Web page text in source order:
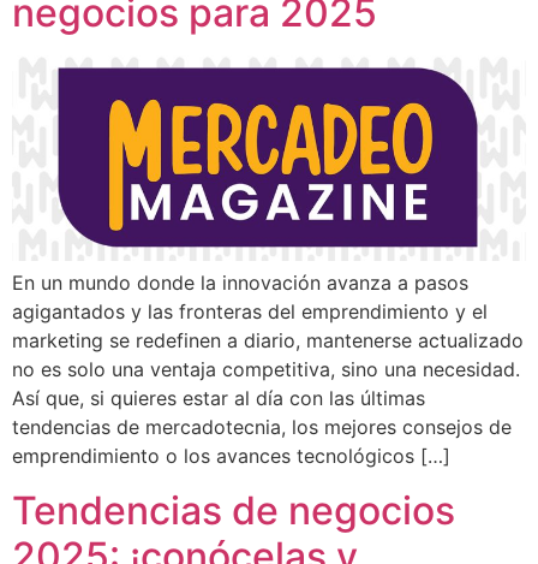
negocios para 2025
En un mundo donde la innovación avanza a pasos
agigantados y las fronteras del emprendimiento y el
marketing se redefinen a diario, mantenerse actualizado
no es solo una ventaja competitiva, sino una necesidad.
Así que, si quieres estar al día con las últimas
tendencias de mercadotecnia, los mejores consejos de
emprendimiento o los avances tecnológicos […]
Tendencias de negocios